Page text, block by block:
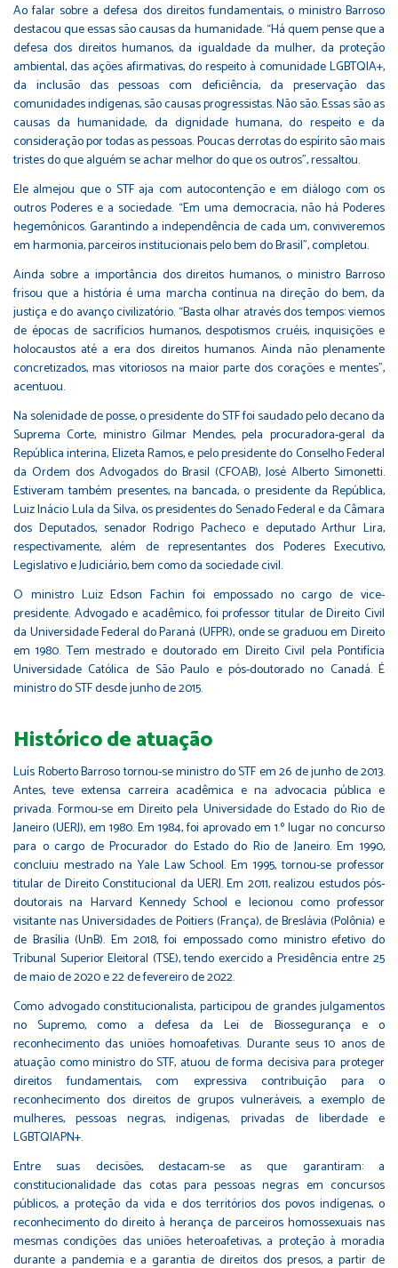
Ao falar sobre a defesa dos direitos fundamentais, o ministro Barroso
destacou que essas são causas da humanidade. “Há quem pense que a
defesa dos direitos humanos, da igualdade da mulher, da proteção
ambiental, das ações afirmativas, do respeito à comunidade LGBTQIA+,
da inclusão das pessoas com deficiência, da preservação das
comunidades indígenas, são causas progressistas. Não são. Essas são as
causas da humanidade, da dignidade humana, do respeito e da
consideração por todas as pessoas. Poucas derrotas do espírito são mais
tristes do que alguém se achar melhor do que os outros”, ressaltou.
Ele almejou que o STF aja com autocontenção e em diálogo com os
outros Poderes e a sociedade. “Em uma democracia, não há Poderes
hegemônicos. Garantindo a independência de cada um, conviveremos
em harmonia, parceiros institucionais pelo bem do Brasil”, completou.
Ainda sobre a importância dos direitos humanos, o ministro Barroso
frisou que a história é uma marcha contínua na direção do bem, da
justiça e do avanço civilizatório. “Basta olhar através dos tempos: viemos
de épocas de sacrifícios humanos, despotismos cruéis, inquisições e
holocaustos até a era dos direitos humanos. Ainda não plenamente
concretizados, mas vitoriosos na maior parte dos corações e mentes”,
acentuou.
Na solenidade de posse, o presidente do STF foi saudado pelo decano da
Suprema Corte, ministro Gilmar Mendes, pela procuradora-geral da
República interina, Elizeta Ramos, e pelo presidente do Conselho Federal
da Ordem dos Advogados do Brasil (CFOAB), José Alberto Simonetti.
Estiveram também presentes, na bancada, o presidente da República,
Luiz Inácio Lula da Silva, os presidentes do Senado Federal e da Câmara
dos Deputados, senador Rodrigo Pacheco e deputado Arthur Lira,
respectivamente, além de representantes dos Poderes Executivo,
Legislativo e Judiciário, bem como da sociedade civil.
O ministro Luiz Edson Fachin foi empossado no cargo de vice-
presidente. Advogado e acadêmico, foi professor titular de Direito Civil
da Universidade Federal do Paraná (UFPR), onde se graduou em Direito
em 1980. Tem mestrado e doutorado em Direito Civil pela Pontifícia
Universidade Católica de São Paulo e pós-doutorado no Canadá. É
ministro do STF desde junho de 2015.
Histórico de atuação
Luís Roberto Barroso tornou-se ministro do STF em 26 de junho de 2013.
Antes, teve extensa carreira acadêmica e na advocacia pública e
privada. Formou-se em Direito pela Universidade do Estado do Rio de
Janeiro (UERJ), em 1980. Em 1984, foi aprovado em 1.º lugar no concurso
para o cargo de Procurador do Estado do Rio de Janeiro. Em 1990,
concluiu mestrado na Yale Law School. Em 1995, tornou-se professor
titular de Direito Constitucional da UERJ. Em 2011, realizou estudos pós-
doutorais na Harvard Kennedy School e lecionou como professor
visitante nas Universidades de Poitiers (França), de Breslávia (Polônia) e
de Brasília (UnB). Em 2018, foi empossado como ministro efetivo do
Tribunal Superior Eleitoral (TSE), tendo exercido a Presidência entre 25
de maio de 2020 e 22 de fevereiro de 2022.
Como advogado constitucionalista, participou de grandes julgamentos
no Supremo, como a defesa da Lei de Biossegurança e o
reconhecimento das uniões homoafetivas. Durante seus 10 anos de
atuação como ministro do STF, atuou de forma decisiva para proteger
direitos fundamentais, com expressiva contribuição para o
reconhecimento dos direitos de grupos vulneráveis, a exemplo de
mulheres, pessoas negras, indígenas, privadas de liberdade e
LGBTQIAPN+.
Entre suas decisões, destacam-se as que garantiram: a
constitucionalidade das cotas para pessoas negras em concursos
públicos, a proteção da vida e dos territórios dos povos indígenas, o
reconhecimento do direito à herança de parceiros homossexuais nas
mesmas condições das uniões heteroafetivas, a proteção à moradia
durante a pandemia e a garantia de direitos dos presos, a partir de